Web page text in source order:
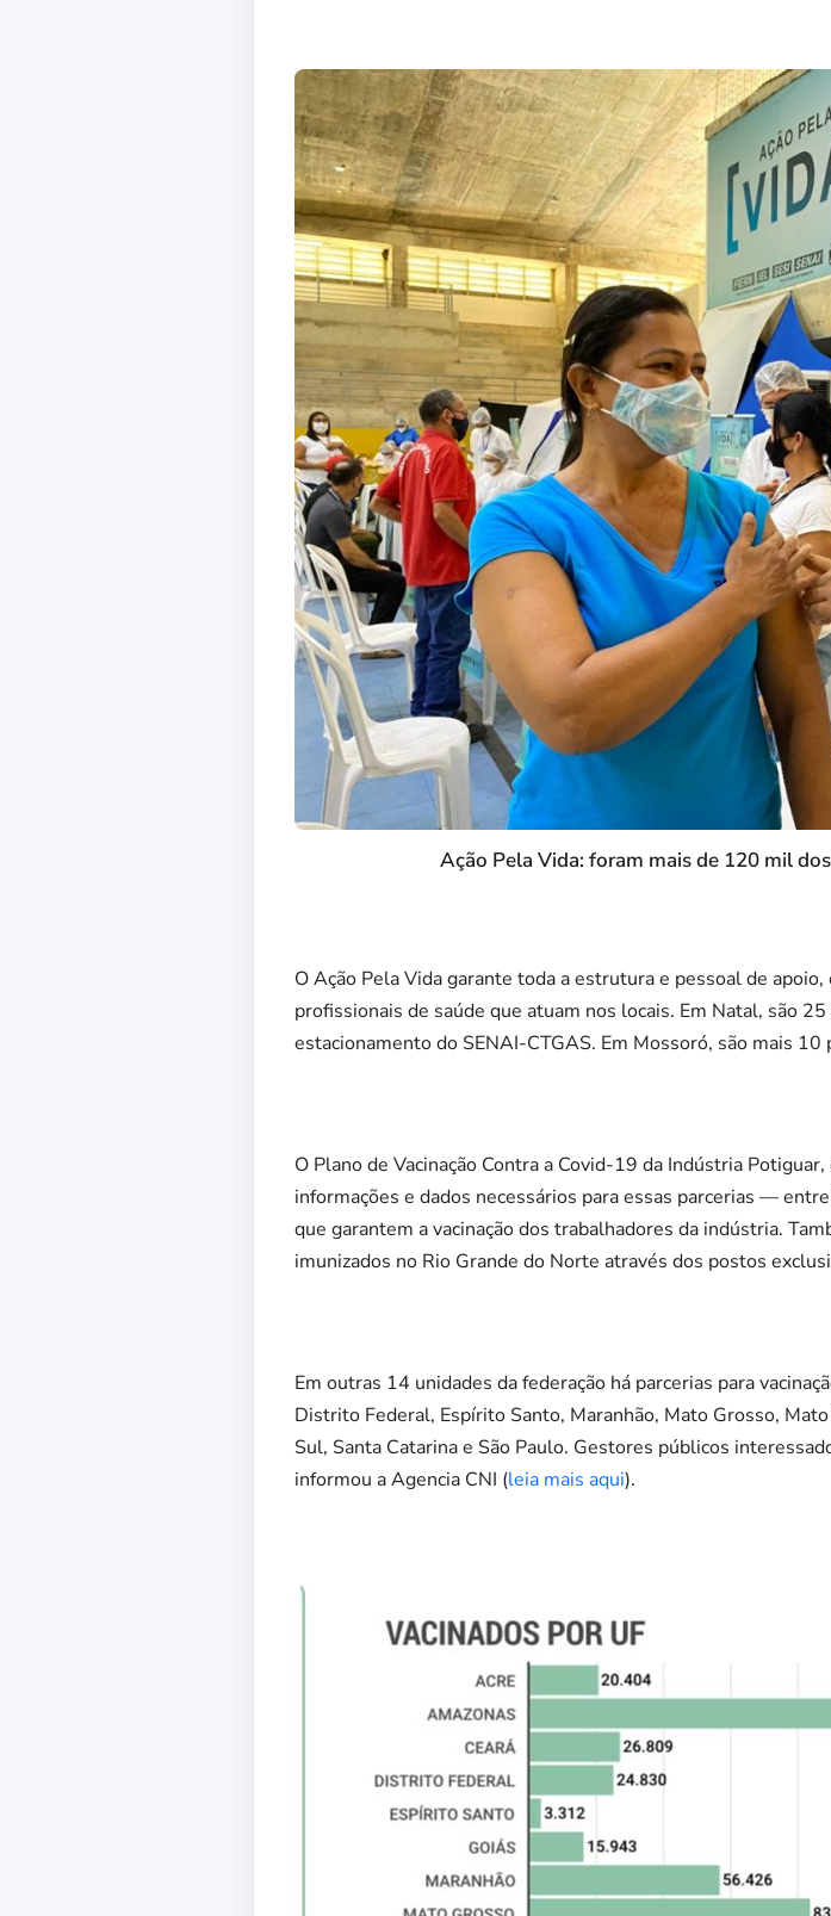
Ação Pela Vida: foram mais de 120 mil
O Ação Pela Vida garante toda a estrutura e pessoal de
profissionais de saúde que atuam nos locais. Em Natal, são
estacionamento do SENAI-CTGAS. Em Mossoró, são mais
O Plano de Vacinação Contra a Covid-19 da Indústria
informações e dados necessários para essas parcerias —
que garantem a vacinação dos trabalhadores da indústria.
imunizados no Rio Grande do Norte através dos postos
Em outras 14 unidades da federação há parcerias para
Distrito Federal, Espírito Santo, Maranhão, Mato Grosso,
Sul, Santa Catarina e São Paulo. Gestores públicos
informou a Agencia CNI (leia mais aqui).